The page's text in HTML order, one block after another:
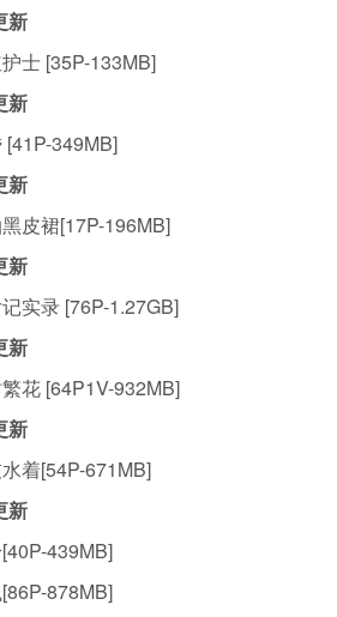
新
士 [35P-133MB]
新
[41P-349MB]
新
皮裙[17P-196MB]
新
实录 [76P-1.27GB]
新
花 [64P1V-932MB]
新
着[54P-671MB]
新
439MB]
878MB]